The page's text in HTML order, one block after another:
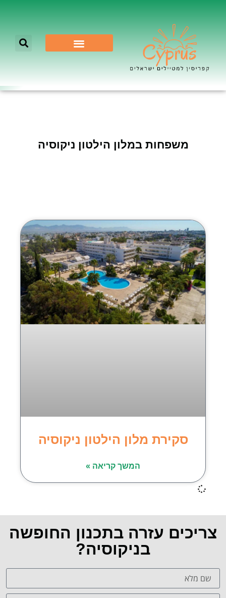
משפחות במלון הילטון ניקוסיה
סקירת מלון הילטון ניקוסיה
המשך קריאה »
צריכים עזרה בתכנון החופשה
בניקוסיה?